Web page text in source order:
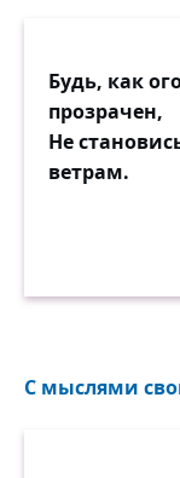
Будь, как
прозрачен,
Не
ветрам.
С мыслями